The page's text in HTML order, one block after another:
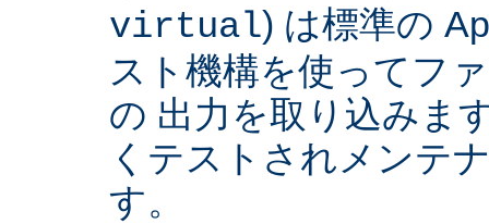
virtual) は標準の
スト機構を使ってフ
の 出力を取り込みま
くテストされメンテ
す。